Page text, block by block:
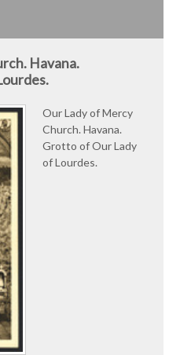
Havana.
Our Lady of Mercy
Church. Havana.
Grotto of Our Lady
of Lourdes.